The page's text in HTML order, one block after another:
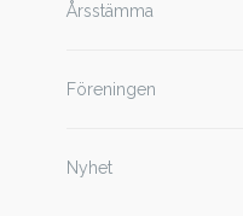
Årsstämma
Föreningen
Nyhet